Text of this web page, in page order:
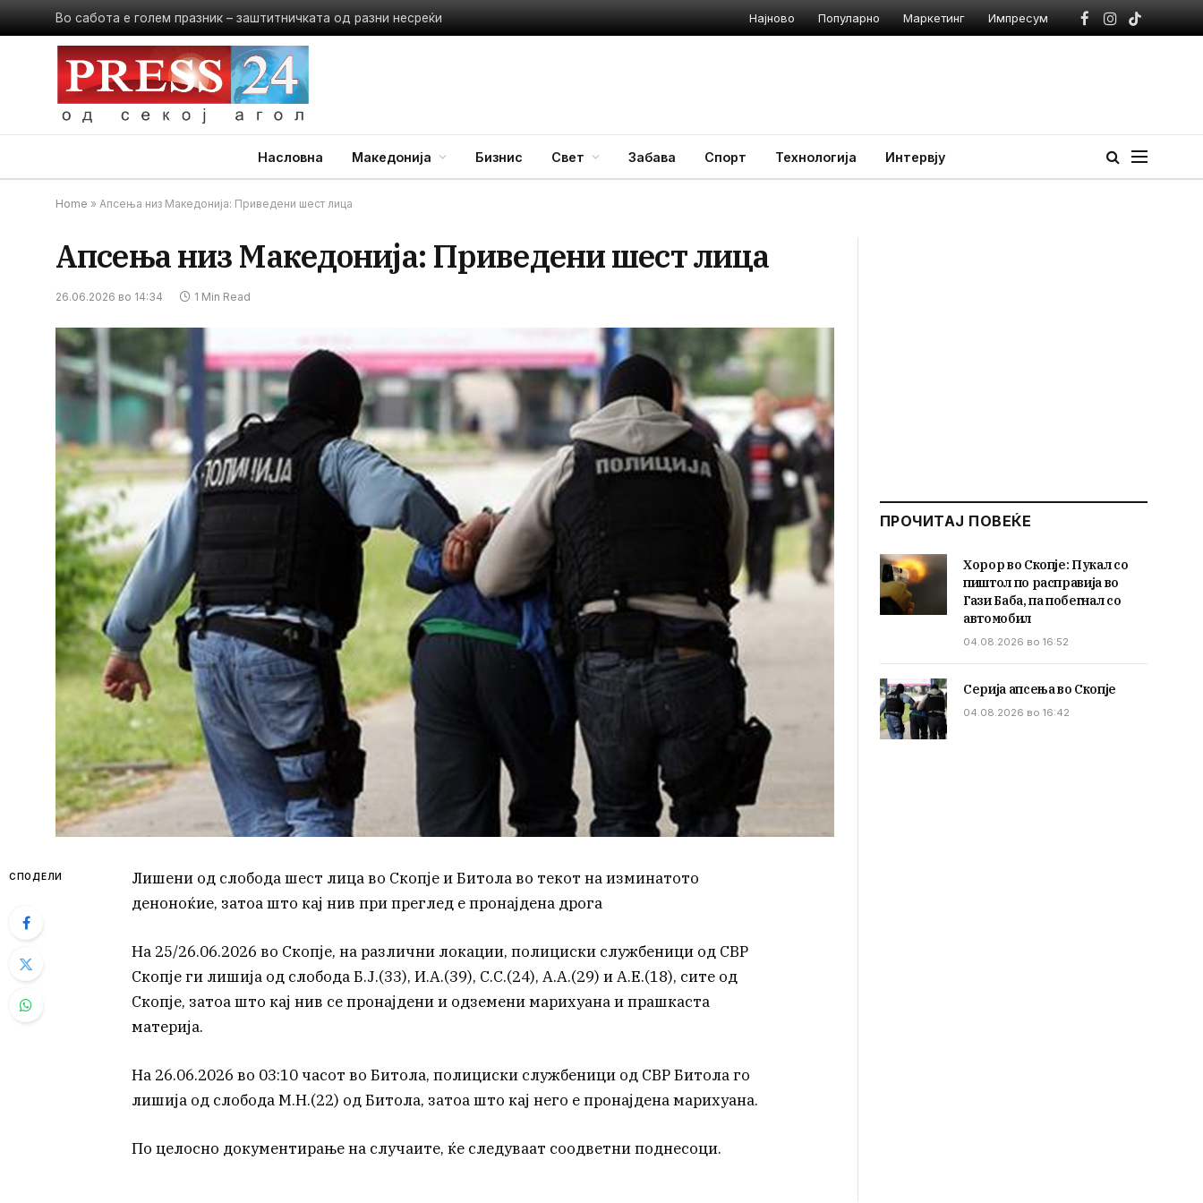
Во сабота е голем празник – заштитничката од разни несреќи Најново Популарно Маркетинг Импресум
Facebook
Instagram
TikTok
Насловна Македонија Бизнис Свет Забава Спорт Технологија Интервју
Home » Апсења низ Македонија: Приведени шест лица
Апсења низ Македонија: Приведени шест лица
26.06.2026 во 14:34 1 Min Read
СПОДЕЛИ
Лишени од слобода шест лица во Скопје и Битола во текот на изминатото
деноноќие, затоа што кај нив при преглед е пронајдена дрога
На 25/26.06.2026 во Скопје, на различни локации, полициски службеници од СВР
Скопје ги лишија од слобода Б.Ј.(33), И.А.(39), С.С.(24), А.А.(29) и А.Е.(18), сите од
Скопје, затоа што кај нив се пронајдени и одземени марихуана и прашкаста
материја.
На 26.06.2026 во 03:10 часот во Битола, полициски службеници од СВР Битола го
лишија од слобода М.Н.(22) од Битола, затоа што кај него е пронајдена марихуана.
По целосно документирање на случаите, ќе следуваат соодветни поднесоци.
ПРОЧИТАЈ ПОВЕЌЕ
Хорор во Скопје: Пукал со
пиштол по расправија во
Гази Баба, па побегнал со
автомобил
04.08.2026 во 16:52
Серија апсења во Скопје
04.08.2026 во 16:42